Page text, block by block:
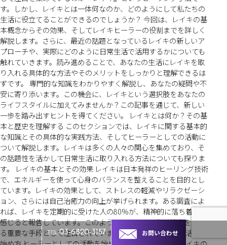
TEL03-6820-3157 お問い合わせ
す。しかし、レイキとは一体何なのか、どのようにして私たちの
生活に役立てることができるのでしょうか？ 今回は、レイキの基
本概念からその効果、そしてレイキヒーラーの役割までを詳しく
解説します。さらに、最近の話題となっているレイキの新しいア
プローチや、実際にどのように日常生活で活用するかについても
触れていきます。読み進めることで、あなたの生活にレイキを取
り入れる具体的な方法やそのメリットをしっかりと理解できるは
ずです。 専門的な知識をわかりやすく解説し、あなたの疑問や不
安に寄り添います。この機会に、レイキという選択肢をあなたの
ライフスタイルに加えてみませんか？この記事を通じて、新しい
一歩を踏み出すヒントを得てください。 レイキとは何か？その基
本と歴史を理解する このセクションでは、レイキに関する基本的
な知識とその具体的な実践方法、そしてヒーラーとしての活動に
ついて解説します。レイキは多くの人々の関心を集めており、そ
の話題性を活かして日常生活に取り入れる方法についても探りま
す。 レイキの基本とその効果 レイキは日本発祥のヒーリング技術
で、エネルギーを使って心身のバランスを整えることを目的とし
ています。レイキの効果として、ストレスの軽減やリラクゼーシ
ョン、さらには自己治癒力の向上が挙げられます。ある調査によ
れば、レイキを定期的に受けた人の80%が、精神的に落ち着きを
感じると報告しています。このように、レイキは心の健康を支え
る重要な手段として注目されています。 ヒーラーとしての活動の